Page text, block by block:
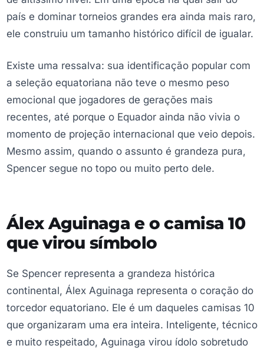
país e dominar torneios grandes era ainda mais raro,
ele construiu um tamanho histórico difícil de igualar.
Existe uma ressalva: sua identificação popular com
a seleção equatoriana não teve o mesmo peso
emocional que jogadores de gerações mais
recentes, até porque o Equador ainda não vivia o
momento de projeção internacional que veio depois.
Mesmo assim, quando o assunto é grandeza pura,
Spencer segue no topo ou muito perto dele.
Álex Aguinaga e o camisa 10
que virou símbolo
Se Spencer representa a grandeza histórica
continental, Álex Aguinaga representa o coração do
torcedor equatoriano. Ele é um daqueles camisas 10
que organizaram uma era inteira. Inteligente, técnico
e muito respeitado, Aguinaga virou ídolo sobretudo